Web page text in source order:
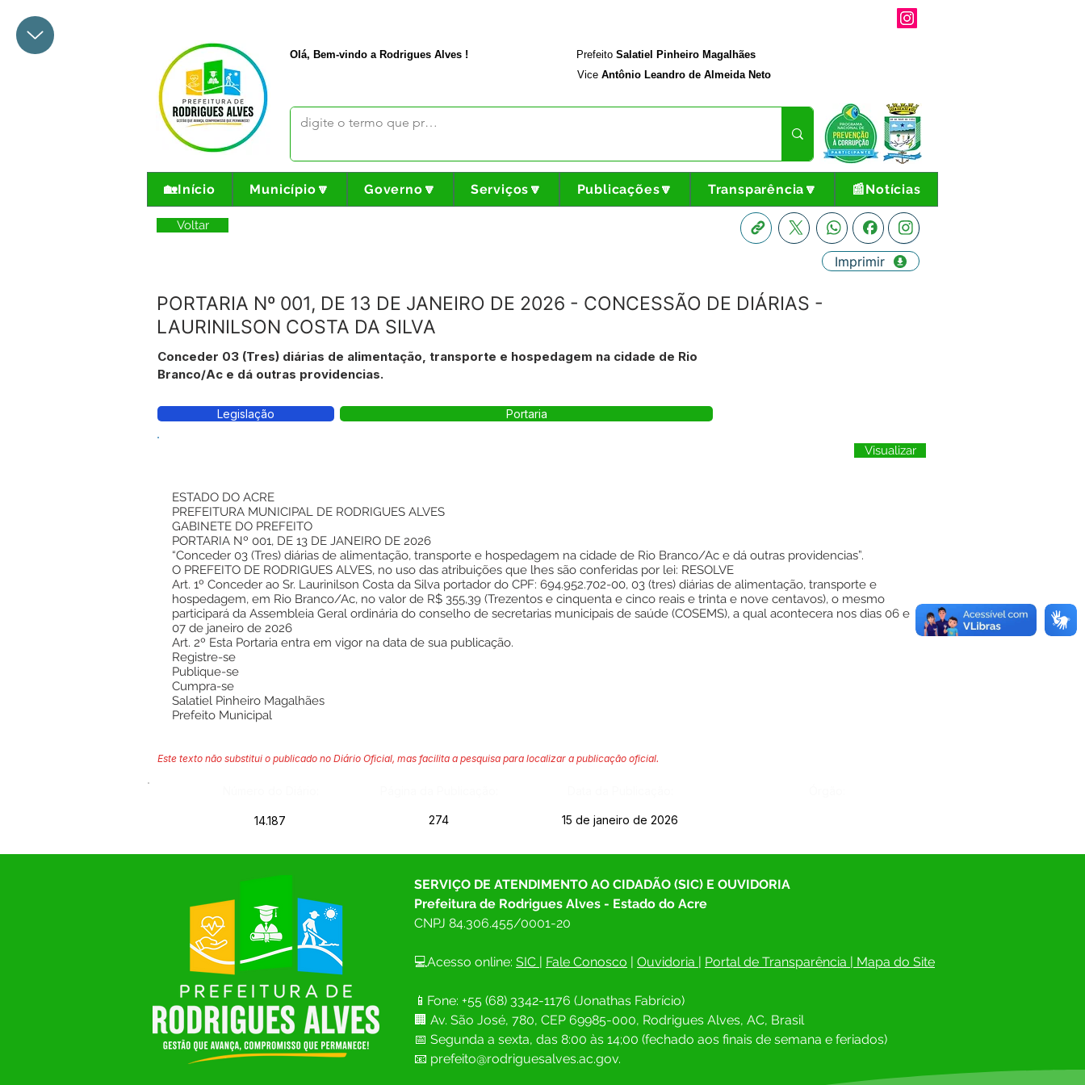
Olá, Bem-vindo a Rodrigues Alves ! Prefeito Salatiel Pinheiro Magalhães
Vice Antônio Leandro de Almeida Neto
🏡Início Município🔽 Governo🔽 Serviços🔽 Publicações🔽 Transparência🔽 📰Notícias
Voltar
PORTARIA Nº 001, DE 13 DE JANEIRO DE 2026 - CONCESSÃO DE DIÁRIAS -
LAURINILSON COSTA DA SILVA
Imprimir
Conceder 03 (Tres) diárias de alimentação, transporte e hospedagem na cidade de Rio
Branco/Ac e dá outras providencias.
Legislação Portaria
Visualizar
ESTADO DO ACRE
PREFEITURA MUNICIPAL DE RODRIGUES ALVES
GABINETE DO PREFEITO
PORTARIA Nº 001, DE 13 DE JANEIRO DE 2026
“Conceder 03 (Tres) diárias de alimentação, transporte e hospedagem na cidade de Rio Branco/Ac e dá outras providencias”.
O PREFEITO DE RODRIGUES ALVES, no uso das atribuições que lhes são conferidas por lei: RESOLVE
Art. 1º Conceder ao Sr. Laurinilson Costa da Silva portador do CPF: 694.952.702-00, 03 (tres) diárias de alimentação, transporte e
hospedagem, em Rio Branco/Ac, no valor de R$ 355,39 (Trezentos e cinquenta e cinco reais e trinta e nove centavos), o mesmo
participará da Assembleia Geral ordinária do conselho de secretarias municipais de saúde (COSEMS), a qual acontecera nos dias 06 e
07 de janeiro de 2026
Art. 2º Esta Portaria entra em vigor na data de sua publicação.
Registre-se
Publique-se
Cumpra-se
Salatiel Pinheiro Magalhães
Prefeito Municipal
Este texto não substitui o publicado no Diário Oficial, mas facilita a pesquisa para localizar a publicação oficial.
14.187 274 15 de janeiro de 2026
SERVIÇO DE ATENDIMENTO AO CIDADÃO (SIC) E OUVIDORIA
Prefeitura de Rodrigues Alves - Estado do Acre
CNPJ 84.306.455/0001-20
💻Acesso online: SIC | Fale Conosco | Ouvidoria | Portal de Transparência | Mapa do Site
📱Fone: +55 (68) 3342-1176 (Jonathas Fabrício)
🏢 Av. São José, 780, CEP 69985-000, Rodrigues Alves, AC, Brasil
📅 Segunda a sexta, das 8:00 às 14;00 (fechado aos finais de semana e feriados)
📧 prefeito@rodriguesalves.ac.gov.